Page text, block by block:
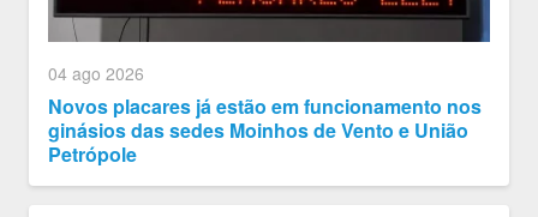
04 ago 2026
Novos placares já estão em funcionamento nos
ginásios das sedes Moinhos de Vento e União
Petrópole